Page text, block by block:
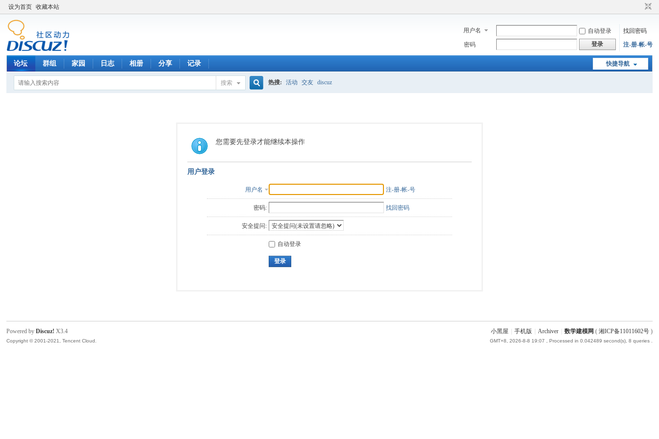
设为首页 收藏本站
用户名 自动登录
找回密码
密码
登录 注-册-帐-号
快捷导航
论坛 群组 家园 日志 相册 分享 记录
搜索
索
热搜: 活动 交友 discuz
您需要先登录才能继续本操作
用户登录
用户名 注-册-帐-号
密码: 找回密码
安全提问:
自动登录
登录
小黑屋 手机版 Archiver 数学建模网 ( 湘ICP备11011602号)
GMT+8, 2026-8-8 19:07 , Processed in 0.042489 second(s), 8 queries .
Powered byDiscuz! X3.4
Copyright © 2001-2021, Tencent Cloud.